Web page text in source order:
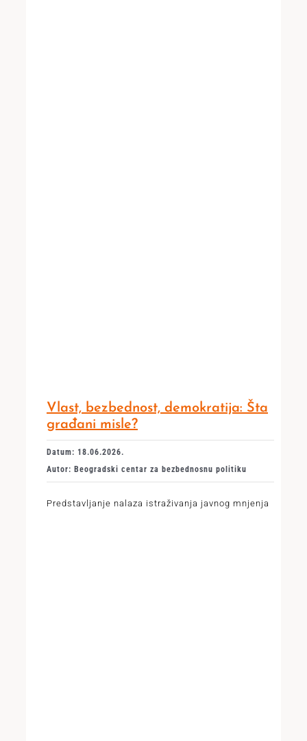
Vlast, bezbednost, demokratija: Šta
građani misle?
Datum: 18.06.2026.
Autor: Beogradski centar za bezbednosnu politiku
Predstavljanje nalaza istraživanja javnog mnjenja